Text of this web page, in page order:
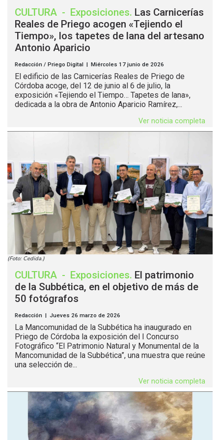
CULTURA - Exposiciones. Las Carnicerías
Reales de Priego acogen «Tejiendo el
Tiempo», los tapetes de lana del artesano
Antonio Aparicio
Redacción / Priego Digital | Miércoles 17 junio de 2026
El edificio de las Carnicerías Reales de Priego de
Córdoba acoge, del 12 de junio al 6 de julio, la
exposición «Tejiendo el Tiempo… Tapetes de lana»,
dedicada a la obra de Antonio Aparicio Ramírez,...
Ver noticia completa
(Foto: Cedida.)
CULTURA - Exposiciones. El patrimonio
de la Subbética, en el objetivo de más de
50 fotógrafos
Redacción | Jueves 26 marzo de 2026
La Mancomunidad de la Subbética ha inaugurado en
Priego de Córdoba la exposición del I Concurso
Fotográfico “El Patrimonio Natural y Monumental de la
Mancomunidad de la Subbética”, una muestra que reúne
una selección de...
Ver noticia completa